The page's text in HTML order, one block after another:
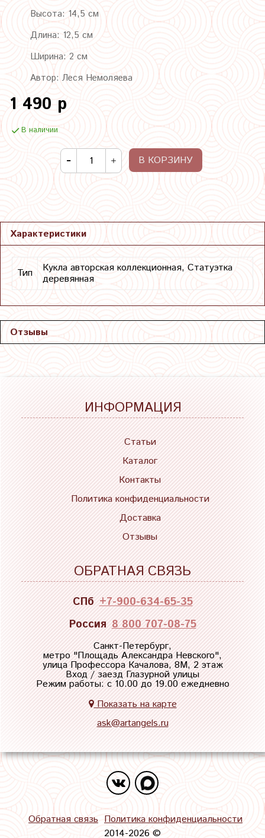
Высота: 14,5 см
Длина: 12,5 см
Ширина: 2 см
Автор: Леся Немоляева
1 490 р
В наличии
В КОРЗИНУ
Характеристики
Тип
Кукла авторская коллекционная, Статуэтка
деревянная
Отзывы
ИНФОРМАЦИЯ
Статьи
Каталог
Контакты
Политика конфиденциальности
Доставка
Отзывы
ОБРАТНАЯ СВЯЗЬ
СПб +7-900-634-65-35
Россия 8 800 707-08-75
Санкт-Петербург,
метро "Площадь Александра Невского",
улица Профессора Качалова, 8М, 2 этаж
Вход / заезд Глазурной улицы
Режим работы: с 10.00 до 19.00 ежедневно
Показать на карте
ask@artangels.ru
Обратная связь Политика конфиденциальности
2014-2026 ©